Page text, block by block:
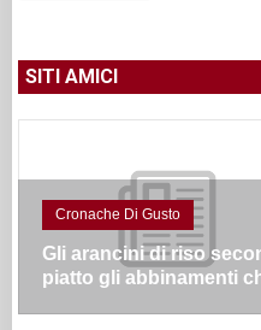
SITI AMICI
Cronache Di Gusto
Gli arancini di riso
piatto gli abbinamenti